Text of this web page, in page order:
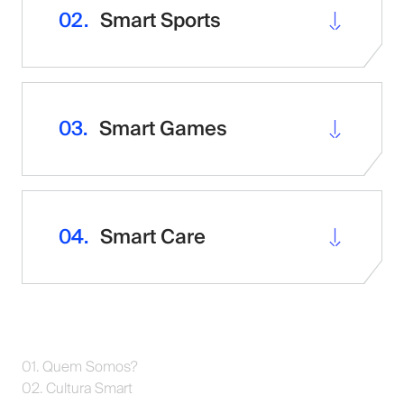
A partilha de conhecimento é a receita perfeita para o
sucesso e, por isso, juntamos o melhor de dois
mundos: jovens talentosos e mentores especializados.
02. Smart Sports
03. Smart Games
04. Smart Care
01. Quem Somos?
02. Cultura Smart